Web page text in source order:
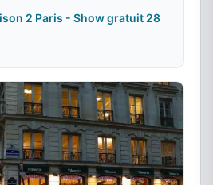
2 Paris - Show gratuit 28